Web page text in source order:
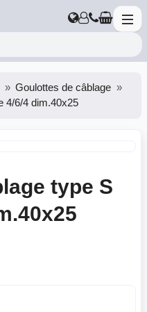
Goulottes de câblage
4/6/4 dim.40x25
type S